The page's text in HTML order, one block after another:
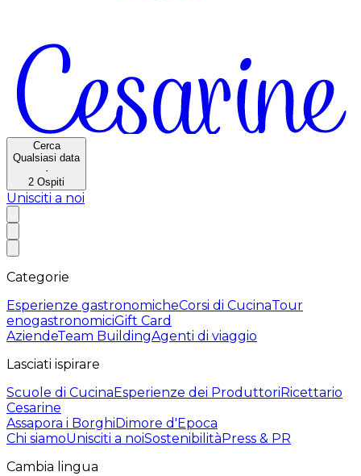
Cerca
Qualsiasi data
·
2 Ospiti
Unisciti a noi
Categorie
Esperienze gastronomicheCorsi di CucinaTour
enogastronomiciGift Card
AziendeTeam BuildingAgenti di viaggio
Lasciati ispirare
Scuole di CucinaEsperienze dei ProduttoriRicettario
Cesarine
Assapora i BorghiDimore d'Epoca
Chi siamoUnisciti a noiSostenibilitàPress & PR
Cambia lingua